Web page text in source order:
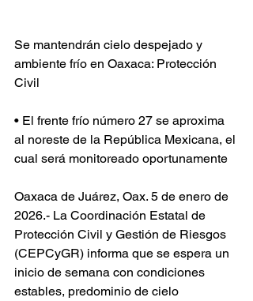
Se mantendrán cielo despejado y
ambiente frío en Oaxaca: Protección
Civil
• El frente frío número 27 se aproxima
al noreste de la República Mexicana, el
cual será monitoreado oportunamente
Oaxaca de Juárez, Oax. 5 de enero de
2026.- La Coordinación Estatal de
Protección Civil y Gestión de Riesgos
(CEPCyGR) informa que se espera un
inicio de semana con condiciones
estables, predominio de cielo